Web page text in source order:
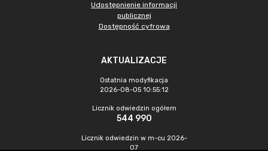
Udostępnienie informacji
publicznej
Dostępność cyfrowa
AKTUALIZACJE
Ostatnia modyfikacja
2026-08-05 10:55:12
Licznik odwiedzin ogółem
544 990
Licznik odwiedzin w m-cu 2026-
07